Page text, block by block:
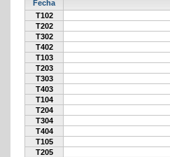
Fecha
T102
T202
T302
T402
T103
T203
T303
T403
T104
T204
T304
T404
T105
T205